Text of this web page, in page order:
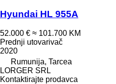
Hyundai HL 955A
52.000 € ≈ 101.700 KM
Prednji utovarivač
2020
Rumunija, Tarcea
LORGER SRL
Kontaktirajte prodavca